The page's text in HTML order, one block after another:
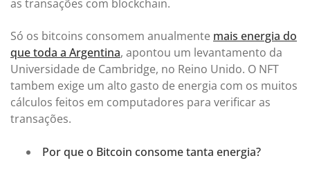
as transações com blockchain.
Só os bitcoins consomem anualmente mais energia do
que toda a Argentina, apontou um levantamento da
Universidade de Cambridge, no Reino Unido. O NFT
tambem exige um alto gasto de energia com os muitos
cálculos feitos em computadores para verificar as
transações.
Por que o Bitcoin consome tanta energia?